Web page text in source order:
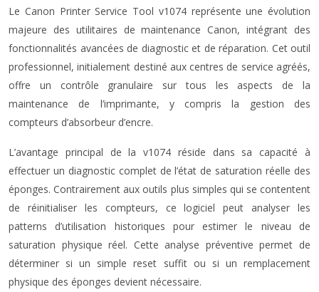
Le Canon Printer Service Tool v1074 représente une évolution
majeure des utilitaires de maintenance Canon, intégrant des
fonctionnalités avancées de diagnostic et de réparation. Cet outil
professionnel, initialement destiné aux centres de service agréés,
offre un contrôle granulaire sur tous les aspects de la
maintenance de l’imprimante, y compris la gestion des
compteurs d’absorbeur d’encre.
L’avantage principal de la v1074 réside dans sa capacité à
effectuer un diagnostic complet de l’état de saturation réelle des
éponges. Contrairement aux outils plus simples qui se contentent
de réinitialiser les compteurs, ce logiciel peut analyser les
patterns d’utilisation historiques pour estimer le niveau de
saturation physique réel. Cette analyse préventive permet de
déterminer si un simple reset suffit ou si un remplacement
physique des éponges devient nécessaire.